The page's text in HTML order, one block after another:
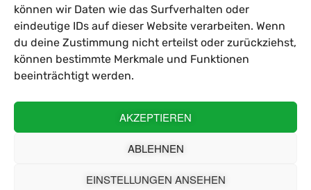
können wir Daten wie das Surfverhalten oder
eindeutige IDs auf dieser Website verarbeiten. Wenn
du deine Zustimmung nicht erteilst oder zurückziehst,
können bestimmte Merkmale und Funktionen
beeinträchtigt werden.
AKZEPTIEREN
ABLEHNEN
EINSTELLUNGEN ANSEHEN
Suche